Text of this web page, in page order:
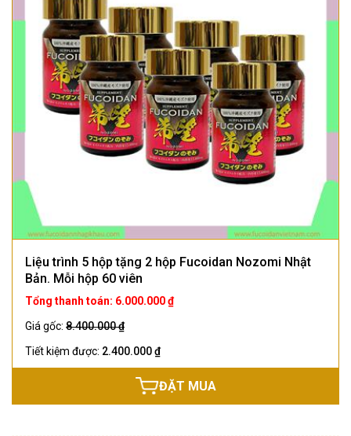
Liệu trình 5 hộp tặng 2 hộp Fucoidan Nozomi Nhật
Bản. Mỗi hộp 60 viên
Tổng thanh toán: 6.000.000 ₫
Giá gốc: 8.400.000 ₫
Tiết kiệm được: 2.400.000 ₫
ĐẶT MUA